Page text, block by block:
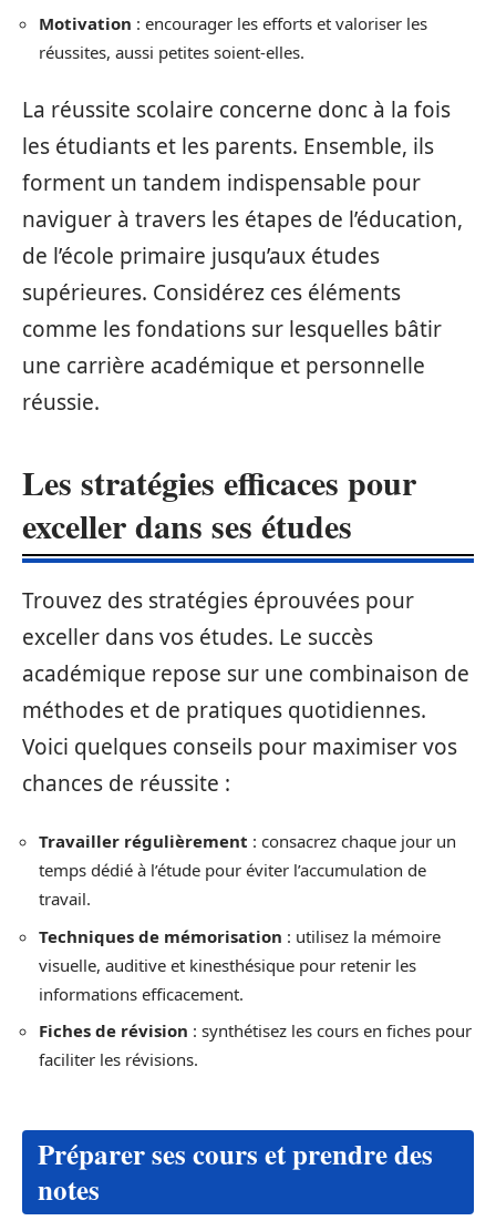
Motivation : encourager les efforts et valoriser les
réussites, aussi petites soient-elles.
La réussite scolaire concerne donc à la fois
les étudiants et les parents. Ensemble, ils
forment un tandem indispensable pour
naviguer à travers les étapes de l’éducation,
de l’école primaire jusqu’aux études
supérieures. Considérez ces éléments
comme les fondations sur lesquelles bâtir
une carrière académique et personnelle
réussie.
Les stratégies efficaces pour
exceller dans ses études
Trouvez des stratégies éprouvées pour
exceller dans vos études. Le succès
académique repose sur une combinaison de
méthodes et de pratiques quotidiennes.
Voici quelques conseils pour maximiser vos
chances de réussite :
Travailler régulièrement : consacrez chaque jour un
temps dédié à l’étude pour éviter l’accumulation de
travail.
Techniques de mémorisation : utilisez la mémoire
visuelle, auditive et kinesthésique pour retenir les
informations efficacement.
Fiches de révision : synthétisez les cours en fiches pour
faciliter les révisions.
Préparer ses cours et prendre des
notes